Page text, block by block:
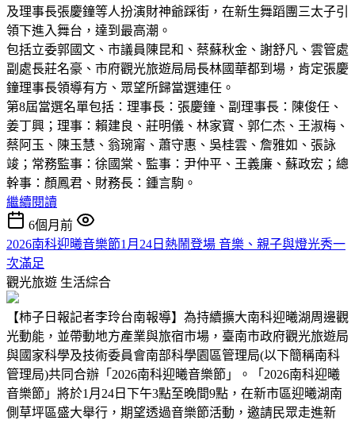
及理事長張慶鐘等人扮演財神爺踩街，在新生舞蹈團三太子引
領下進入舞台，達到最高潮。
包括立委郭國文、市議員陳昆和、蔡蘇秋金、謝舒凡、雲管處
副處長莊名豪、市府觀光旅遊局局長林國華都到場，肯定張慶
鐘理事長領導有方、眾望所歸當選連任。
第8屆當選名單包括：理事長：張慶鐘、副理事長：陳俊任、
姜丁興；理事：賴建良、莊明儀、林家寶、郭仁杰、王淑梅、
蔡阿玉、陳玉慧、翁琬甯、蕭守惠、吳桂雲、詹雅如、張詠
竣；常務監事：徐國棠、監事：尹仲平、王義廉、蘇政宏；總
幹事：顏鳳君、財務長：鍾言駒。
繼續閱讀
6個月前
2026南科迎曦音樂節1月24日熱鬧登場 音樂、親子與燈光秀一
次滿足
觀光旅遊 生活綜合
【柿子日報記者李玲台南報導】為持續擴大南科迎曦湖周邊觀
光動能，並帶動地方產業與旅宿市場，臺南市政府觀光旅遊局
與國家科學及技術委員會南部科學園區管理局(以下簡稱南科
管理局)共同合辦「2026南科迎曦音樂節」。「2026南科迎曦
音樂節」將於1月24日下午3點至晚間9點，在新市區迎曦湖南
側草坪區盛大舉行，期望透過音樂節活動，邀請民眾走進新